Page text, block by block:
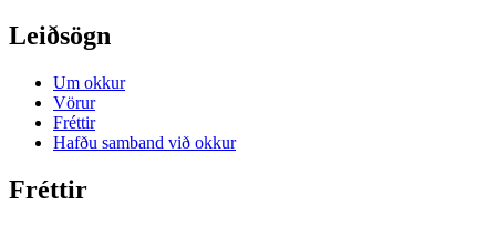
Leiðsögn
Um okkur
Vörur
Fréttir
Hafðu samband við okkur
Fréttir